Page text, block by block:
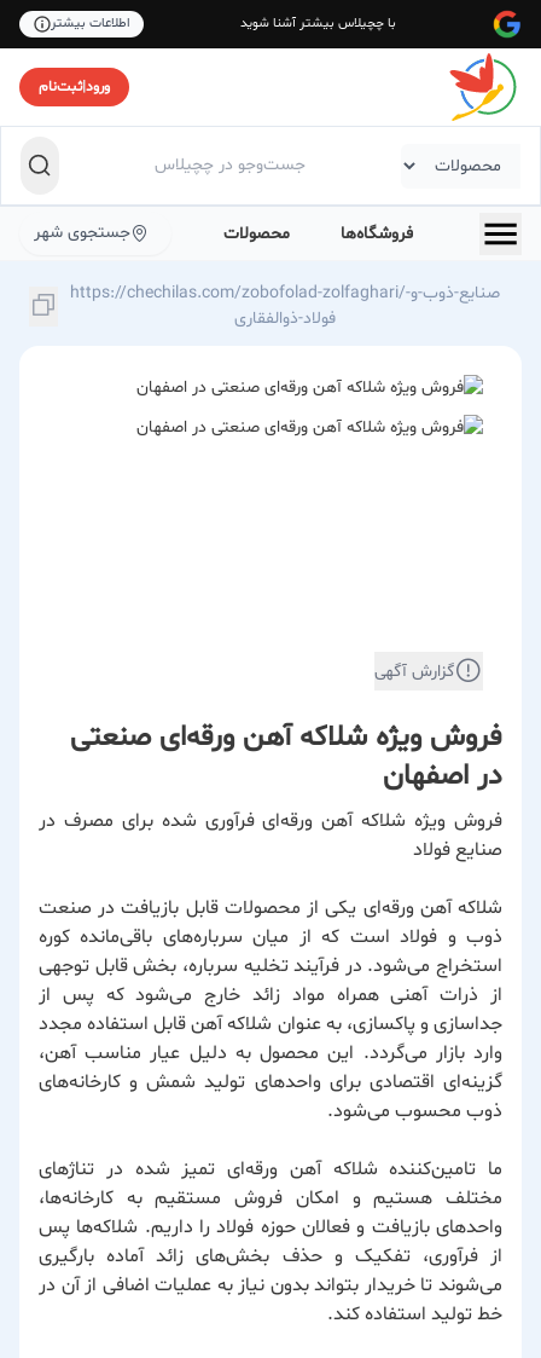
با چچیلاس بیشتر آشنا شوید اطلاعات بیشتر
ورود|ثبت‌نام
فروشگاه‌ها محصولات جستجوی شهر
https://chechilas.com/zobofolad-zolfaghari/صنایع-ذوب-و-
فولاد-ذوالفقاری
گزارش آگهی
فروش ویژه شلاکه آهن ورقه‌ای صنعتی
در اصفهان
فروش ویژه شلاکه آهن ورقه‌ای فرآوری شده برای مصرف در
صنایع فولاد
شلاکه آهن ورقه‌ای یکی از محصولات قابل بازیافت در صنعت
ذوب و فولاد است که از میان سرباره‌های باقی‌مانده کوره
استخراج می‌شود. در فرآیند تخلیه سرباره، بخش قابل توجهی
از ذرات آهنی همراه مواد زائد خارج می‌شود که پس از
جداسازی و پاکسازی، به عنوان شلاکه آهن قابل استفاده مجدد
وارد بازار می‌گردد. این محصول به دلیل عیار مناسب آهن،
گزینه‌ای اقتصادی برای واحدهای تولید شمش و کارخانه‌های
ذوب محسوب می‌شود.
ما تامین‌کننده شلاکه آهن ورقه‌ای تمیز شده در تناژهای
مختلف هستیم و امکان فروش مستقیم به کارخانه‌ها،
واحدهای بازیافت و فعالان حوزه فولاد را داریم. شلاکه‌ها پس
از فرآوری، تفکیک و حذف بخش‌های زائد آماده بارگیری
می‌شوند تا خریدار بتواند بدون نیاز به عملیات اضافی از آن در
خط تولید استفاده کند.